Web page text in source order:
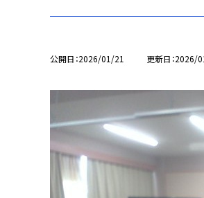
公開日 2026/01/21 更新日 2026/